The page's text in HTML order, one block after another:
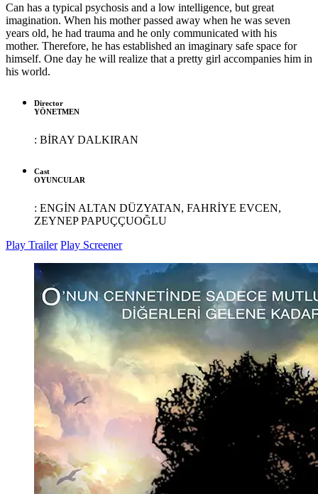
Can has a typical psychosis and a low intelligence, but great
imagination. When his mother passed away when he was seven
years old, he had trauma and he only communicated with his
mother. Therefore, he has established an imaginary safe space for
himself. One day he will realize that a pretty girl accompanies him in
his world.
Director
YÖNETMEN
: BİRAY DALKIRAN
Cast
OYUNCULAR
: ENGİN ALTAN DÜZYATAN, FAHRİYE EVCEN,
ZEYNEP PAPUÇÇUOĞLU
Play Trailer Play Screener